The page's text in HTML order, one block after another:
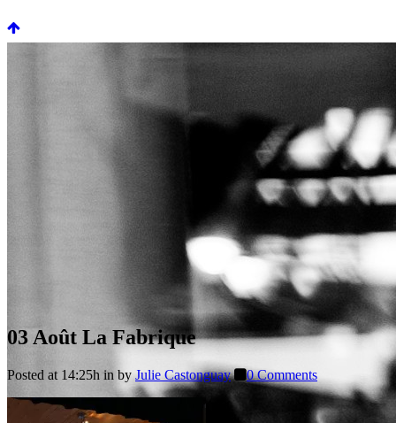
03 Août La Fabrique
Posted at 14:25h in by Julie Castonguay 0 Comments